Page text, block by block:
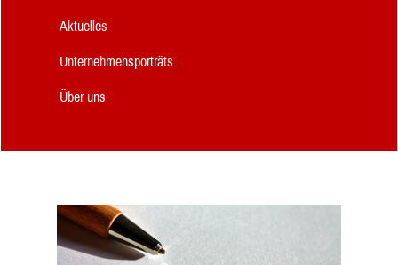
Aktuelles
Unternehmensporträts
Über uns